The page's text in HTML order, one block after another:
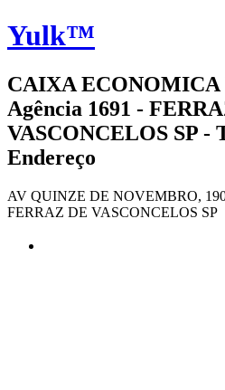
Yulk™
CAIXA ECONOMICA
Agência 1691 -
VASCONCELOS SP -
Endereço
AV QUINZE DE NOVEMBRO,
FERRAZ DE VASCONCELOS SP